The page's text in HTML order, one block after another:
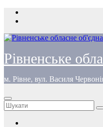
Перейти
Рівненське
м. Рівне, вул. Василя